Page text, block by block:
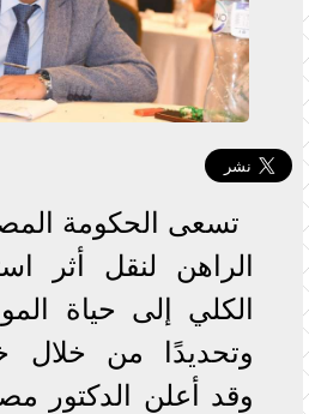
تسعى الحكومة
الراهن لنقل أثر
الكلي إلى حياة
وتحديدًا من خلال
وقد أعلن الدكتور